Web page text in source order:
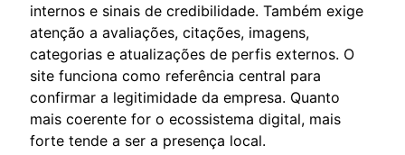
internos e sinais de credibilidade. Também exige
atenção a avaliações, citações, imagens,
categorias e atualizações de perfis externos. O
site funciona como referência central para
confirmar a legitimidade da empresa. Quanto
mais coerente for o ecossistema digital, mais
forte tende a ser a presença local.